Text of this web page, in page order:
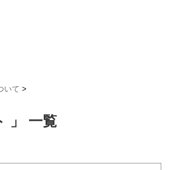
いて >
」 一覧